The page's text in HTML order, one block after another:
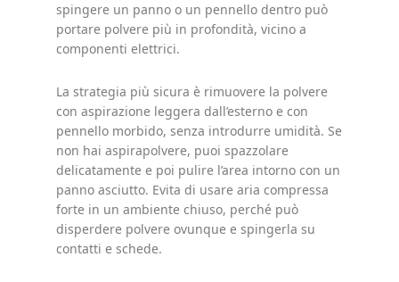
spingere un panno o un pennello dentro può
portare polvere più in profondità, vicino a
componenti elettrici.
La strategia più sicura è rimuovere la polvere
con aspirazione leggera dall’esterno e con
pennello morbido, senza introdurre umidità. Se
non hai aspirapolvere, puoi spazzolare
delicatamente e poi pulire l’area intorno con un
panno asciutto. Evita di usare aria compressa
forte in un ambiente chiuso, perché può
disperdere polvere ovunque e spingerla su
contatti e schede.